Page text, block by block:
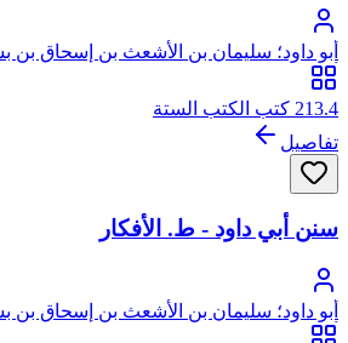
أبو داود؛ سليمان بن الأشعث بن إسحاق بن
أبو داود
213.4 كتب الكتب الستة
تفاصيل
سنن أبي داود - ط. الأفكار
أبو داود؛ سليمان بن الأشعث بن إسحاق بن
أبو داود